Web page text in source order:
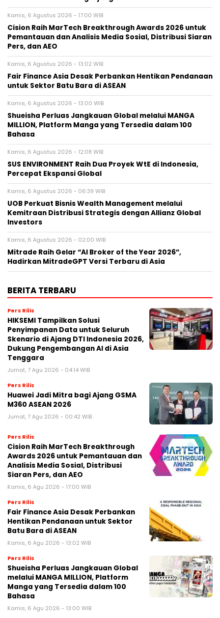
Kamis, 6 Agustus 2026 - 17:00 WIB
Cision Raih MarTech Breakthrough Awards 2026 untuk
Pemantauan dan Analisis Media Sosial, Distribusi Siaran
Pers, dan AEO
Kamis, 6 Agustus 2026 - 13:02 WIB
Fair Finance Asia Desak Perbankan Hentikan Pendanaan
untuk Sektor Batu Bara di ASEAN
Kamis, 6 Agustus 2026 - 13:00 WIB
Shueisha Perluas Jangkauan Global melalui MANGA
MILLION, Platform Manga yang Tersedia dalam 100
Bahasa
Kamis, 6 Agustus 2026 - 12:08 WIB
SUS ENVIRONMENT Raih Dua Proyek WtE di Indonesia,
Percepat Ekspansi Global
Kamis, 6 Agustus 2026 - 06:39 WIB
UOB Perkuat Bisnis Wealth Management melalui
Kemitraan Distribusi Strategis dengan Allianz Global
Investors
Kamis, 6 Agustus 2026 - 02:00 WIB
Mitrade Raih Gelar “AI Broker of the Year 2026”,
Hadirkan MitradeGPT Versi Terbaru di Asia
BERITA TERBARU
Pers Rilis
HIKSEMI Tampilkan Solusi
Penyimpanan Data untuk Seluruh
Skenario di Ajang DTI Indonesia 2026,
Dukung Pengembangan AI di Asia
Tenggara
Jumat, 7 Agu 2026 - 04:14 WIB
Pers Rilis
Huawei Jadi Mitra bagi Ajang GSMA
M360 ASEAN 2026
Jumat, 7 Agu 2026 - 00:42 WIB
Pers Rilis
Cision Raih MarTech Breakthrough
Awards 2026 untuk Pemantauan dan
Analisis Media Sosial, Distribusi
Siaran Pers, dan AEO
Kamis, 6 Agu 2026 - 17:00 WIB
Pers Rilis
Fair Finance Asia Desak Perbankan
Hentikan Pendanaan untuk Sektor
Batu Bara di ASEAN
Kamis, 6 Agu 2026 - 13:02 WIB
Pers Rilis
Shueisha Perluas Jangkauan Global
melalui MANGA MILLION, Platform
Manga yang Tersedia dalam 100
Bahasa
Kamis, 6 Agu 2026 - 13:00 WIB